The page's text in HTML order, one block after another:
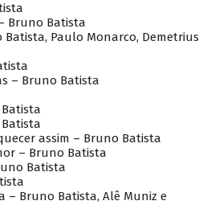
Bruno Batista
Batista, Paulo Monarco, Demetrius
– Bruno Batista
assim – Bruno Batista
– Bruno Batista
Batista
– Bruno Batista, Alê Muniz e